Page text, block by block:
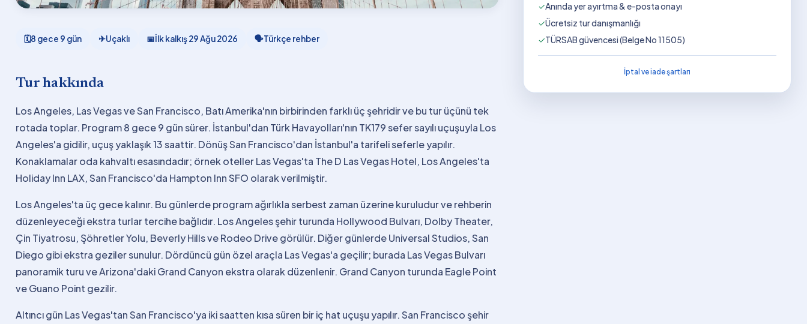
🗓8 gece 9 gün ✈Uçaklı 📅İlk kalkış29 Ağu 2026 🗣Türkçe rehber
Tur hakkında
Los Angeles, Las Vegas ve San Francisco, Batı Amerika'nın birbirinden farklı üç şehridir ve bu tur üçünü tek
rotada toplar. Program 8 gece 9 gün sürer. İstanbul'dan Türk Havayolları'nın TK179 sefer sayılı uçuşuyla Los
Angeles'a gidilir, uçuş yaklaşık 13 saattir. Dönüş San Francisco'dan İstanbul'a tarifeli seferle yapılır.
Konaklamalar oda kahvaltı esasındadır; örnek oteller Las Vegas'ta The D Las Vegas Hotel, Los Angeles'ta
Holiday Inn LAX, San Francisco'da Hampton Inn SFO olarak verilmiştir.
Los Angeles'ta üç gece kalınır. Bu günlerde program ağırlıkla serbest zaman üzerine kuruludur ve rehberin
düzenleyeceği ekstra turlar tercihe bağlıdır. Los Angeles şehir turunda Hollywood Bulvarı, Dolby Theater,
Çin Tiyatrosu, Şöhretler Yolu, Beverly Hills ve Rodeo Drive görülür. Diğer günlerde Universal Studios, San
Diego gibi ekstra geziler sunulur. Dördüncü gün özel araçla Las Vegas'a geçilir; burada Las Vegas Bulvarı
panoramik turu ve Arizona'daki Grand Canyon ekstra olarak düzenlenir. Grand Canyon turunda Eagle Point
ve Guano Point gezilir.
Altıncı gün Las Vegas'tan San Francisco'ya iki saatten kısa süren bir iç hat uçuşu yapılır. San Francisco şehir
✓Anında yer ayırtma & e-posta onayı
✓Ücretsiz tur danışmanlığı
✓TÜRSAB güvencesi (Belge No 11505)
İptal ve iade şartları